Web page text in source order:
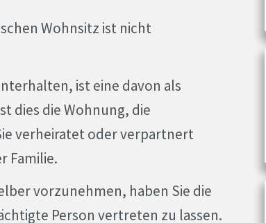
Wohnsitz ist nicht
ist eine davon als
dies die Wohnung, die
verheiratet oder verpartnert
Familie.
vorzunehmen, haben Sie die
Person vertreten zu lassen.